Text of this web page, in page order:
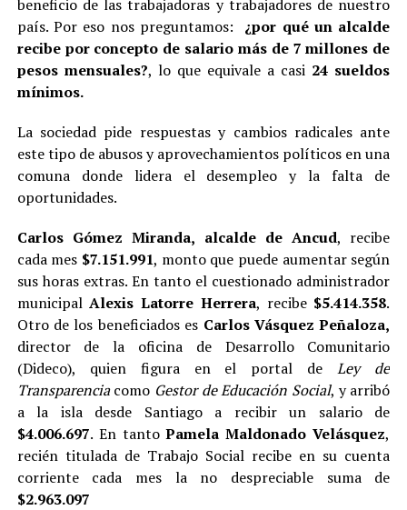
beneficio de las trabajadoras y trabajadores de nuestro
país. Por eso nos preguntamos: ¿por qué un alcalde
recibe por concepto de salario más de 7 millones de
pesos mensuales?, lo que equivale a casi 24 sueldos
mínimos.
La sociedad pide respuestas y cambios radicales ante
este tipo de abusos y aprovechamientos políticos en una
comuna donde lidera el desempleo y la falta de
oportunidades.
Carlos Gómez Miranda, alcalde de Ancud, recibe
cada mes $7.151.991, monto que puede aumentar según
sus horas extras. En tanto el cuestionado administrador
municipalAlexis Latorre Herrera, recibe $5.414.358.
Otro de los beneficiados es Carlos Vásquez Peñaloza,
director de la oficina de Desarrollo Comunitario
(Dideco), quien figura en el portal deLey de
Transparenciacomo Gestor de Educación Social, y arribó
a la isla desde Santiago a recibir un salario de
$4.006.697. En tantoPamela Maldonado Velásquez,
recién titulada de Trabajo Social recibe en su cuenta
corriente cada mes la no despreciable suma de
$2.963.097